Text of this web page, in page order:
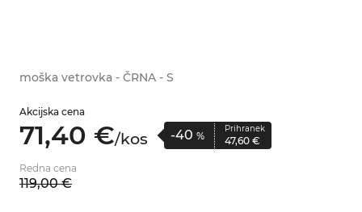
moška vetrovka - ČRNA - S
Akcijska cena
71,40 €/kos -40 %
Prihranek
47,60 €
Redna cena
119,00 €